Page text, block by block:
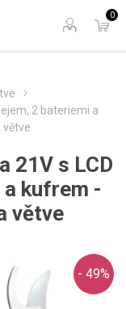
0
2 bateriemi a
větve
21V s LCD
kufrem -
větve
- 49%